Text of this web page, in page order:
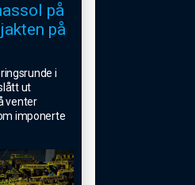
på
på
i
ut
venter
imponerte